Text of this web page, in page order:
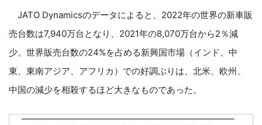
JATO Dynamicsのデータによると、2022年の世界の新車販
売台数は7,940万台となり、2021年の8,070万台から2％減
少。世界販売台数の24%を占める新興国市場（インド、中
東、東南アジア、アフリカ）での好調ぶりは、北米、欧州、
中国の減少を相殺するほど大きなものであった。